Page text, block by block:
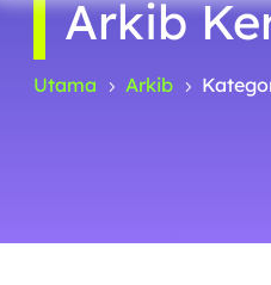
Arkib
Utama 5 Arkib 5